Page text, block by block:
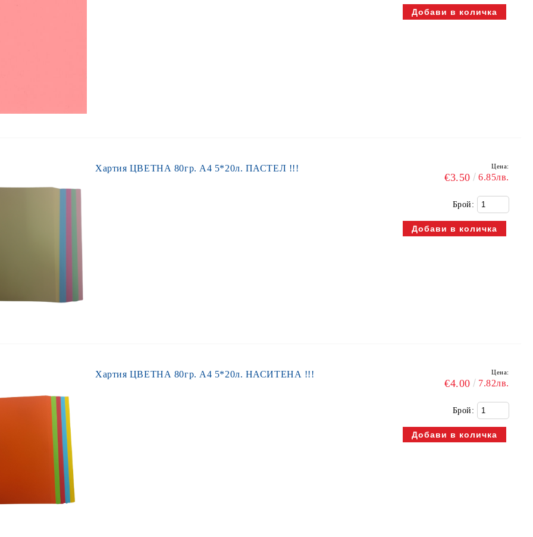
Хартия ЦВЕТНА 80гр. А4 5*20л. ПАСТЕЛ !!! Цена:
€3.50 6.85лв.
Брой:
Хартия ЦВЕТНА 80гр. А4 5*20л. НАСИТЕНА !!! Цена:
€4.00 7.82лв.
Брой: